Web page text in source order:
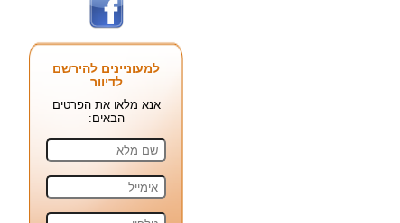
למעוניינים להירשם
לדיוור
אנא מלאו את הפרטים
הבאים: